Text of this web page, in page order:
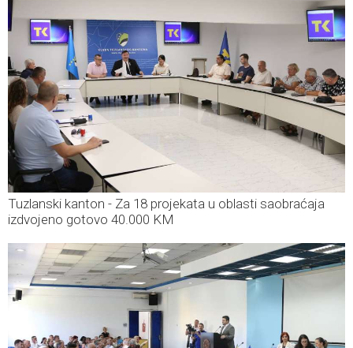
Tuzlanski kanton - Za 18 projekata u oblasti saobraćaja
izdvojeno gotovo 40.000 KM